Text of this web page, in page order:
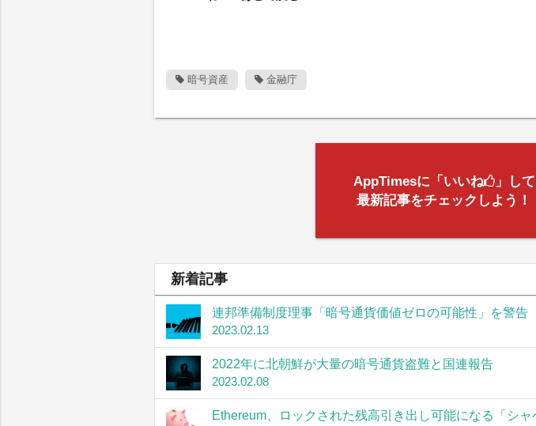
暗号資産 金融庁
AppTimesに「いいね
」して
最新記事をチェックしよう！
新着記事
連邦準備制度理事「暗号通貨価値ゼロの可能性」を警告
2023.02.13
2022年に北朝鮮が大量の暗号通貨盗難と国連報告
2023.02.08
Ethereum、ロックされた残高引き出し可能になる「シ